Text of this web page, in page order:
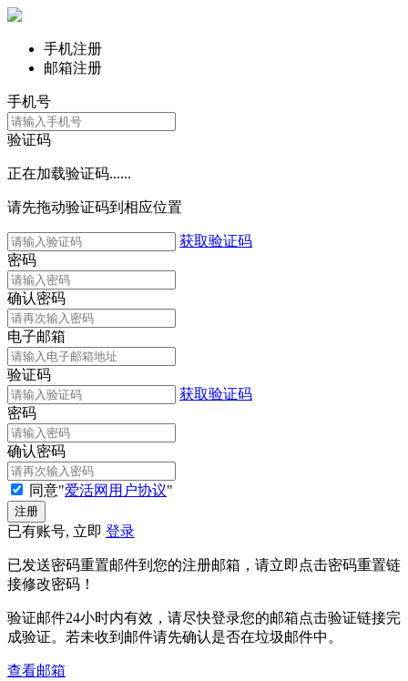
手机注册
邮箱注册
手机号
验证码
正在加载验证码......
请先拖动验证码到相应位置
获取验证码
密码
确认密码
电子邮箱
验证码
获取验证码
密码
确认密码
同意"爱活网用户协议"
已有账号, 立即 登录
已发送密码重置邮件到您的注册邮箱，请立即点击密码重置链
接修改密码！
验证邮件24小时内有效，请尽快登录您的邮箱点击验证链接完
成验证。若未收到邮件请先确认是否在垃圾邮件中。
查看邮箱